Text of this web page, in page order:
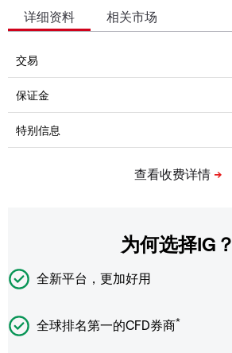
详细资料 相关市场
为何选择IG？
全新平台，更加好用
全球排名第一的CFD券商*